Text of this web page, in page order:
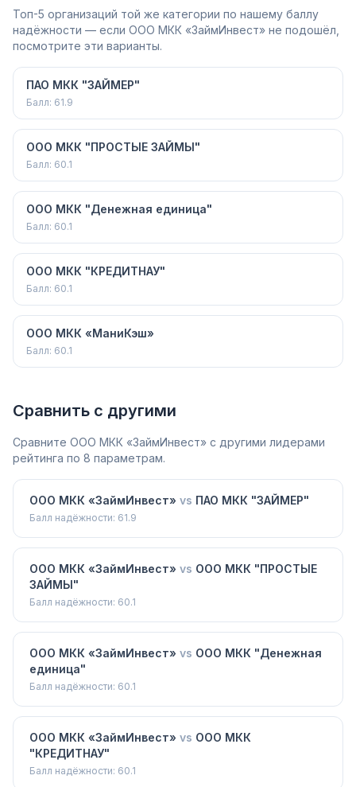
Топ-5 организаций той же категории по нашему баллу
надёжности — если ООО МКК «ЗаймИнвест» не подошёл,
посмотрите эти варианты.
ПАО МКК "ЗАЙМЕР"
Балл: 61.9
ООО МКК "ПРОСТЫЕ ЗАЙМЫ"
Балл: 60.1
ООО МКК "Денежная единица"
Балл: 60.1
ООО МКК "КРЕДИТНАУ"
Балл: 60.1
ООО МКК «МаниКэш»
Балл: 60.1
Сравнить с другими
Сравните ООО МКК «ЗаймИнвест» с другими лидерами
рейтинга по 8 параметрам.
ООО МКК «ЗаймИнвест» vs ПАО МКК "ЗАЙМЕР"
Балл надёжности: 61.9
ООО МКК «ЗаймИнвест» vs ООО МКК "ПРОСТЫЕ
ЗАЙМЫ"
Балл надёжности: 60.1
ООО МКК «ЗаймИнвест» vs ООО МКК "Денежная
единица"
Балл надёжности: 60.1
ООО МКК «ЗаймИнвест» vs ООО МКК
"КРЕДИТНАУ"
Балл надёжности: 60.1